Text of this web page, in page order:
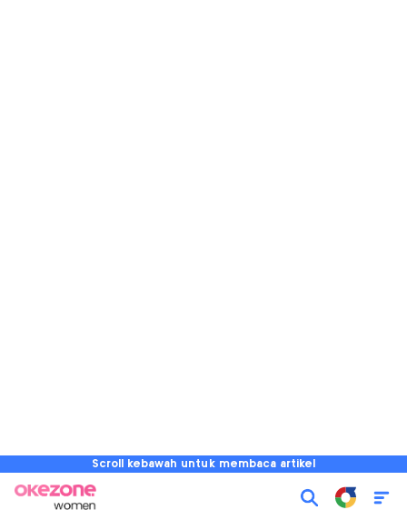
Scroll kebawah untuk membaca artikel